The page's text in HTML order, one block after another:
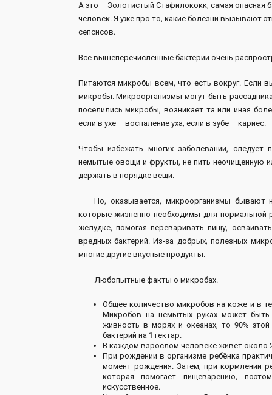
А это – Золотистый Стафилококк, самая опасная
человек. Я уже про то, какие болезни вызывают
сепсисов.
Все вышеперечисленные бактерии очень
Питаются микробы всем, что есть вокруг. Если
микробы. Микроорганизмы могут быть
поселились микробы, возникает та или иная
если в ухе – воспаление уха, если в зубе – кариес.
Чтобы избежать многих заболеваний,
немытые овощи и фрукты, не пить неочищенную
держать в порядке вещи.
Но, оказывается, микроорганизмы бывают
которые жизненно необходимы для нормальной
желудке, помогая переваривать пищу,
вредных бактерий. Из-за добрых, полезных
многие другие вкусные продукты.
Любопытные факты о микробах.
Общее количество микробов на коже и в
Микробов на немытых руках может
живность в морях и океанах, то 90%
бактерий на 1 гектар.
В каждом взрослом человеке живёт около 2
При рождении в организме ребёнка
момент рождения. Затем, при кормлении
которая помогает пищеварению,
искусственное.